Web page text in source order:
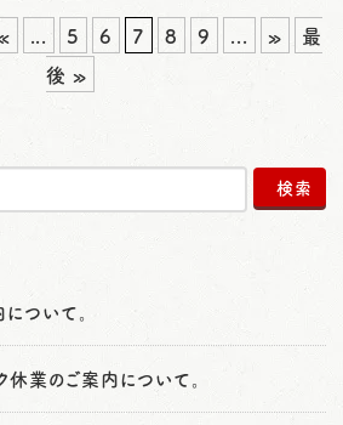
... 5 6 7 8 9 ... »
最
後 »
ついて。
休業のご案内について。